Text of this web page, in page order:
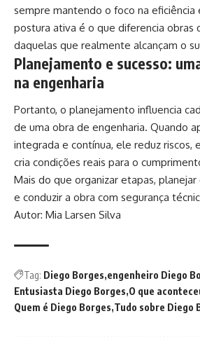
sempre mantendo o foco na eficiência
postura ativa é o que diferencia obras
daquelas que realmente alcançam o
Planejamento e sucesso:
na engenharia
Portanto, o planejamento influencia
de uma obra de engenharia. Quando
integrada e contínua, ele reduz riscos,
cria condições reais para o
Mais do que organizar etapas,
e conduzir a obra com segurança
Autor: Mia Larsen Silva
Tag: Diego Borges engenheiro Diego
Entusiasta Diego Borges O que
Quem é Diego Borges Tudo sobre Diego